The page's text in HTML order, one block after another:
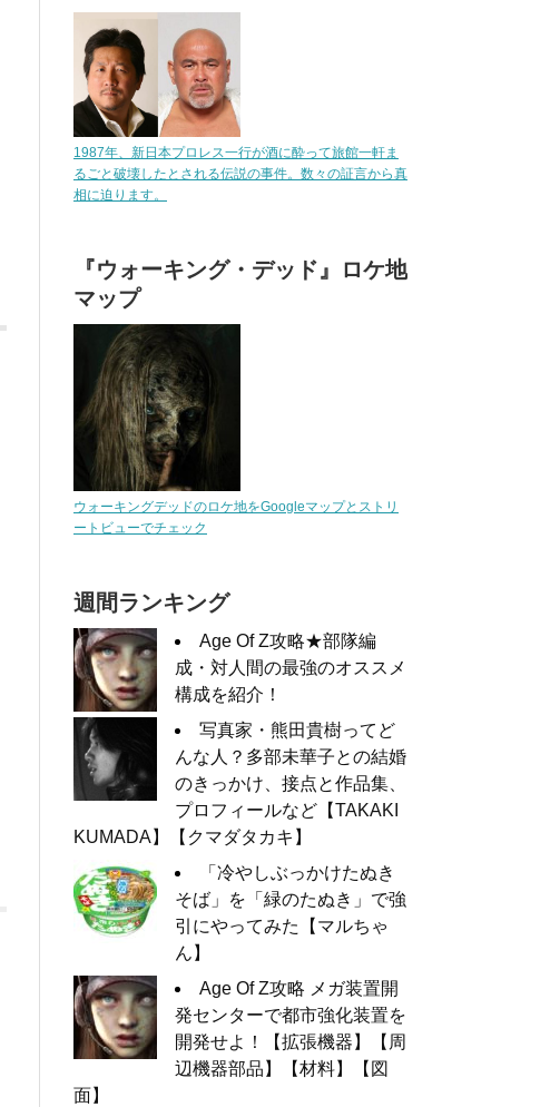
1987年、新日本プロレス一行が酒に酔って旅館一軒ま
るごと破壊したとされる伝説の事件。数々の証言から真
相に迫ります。
『ウォーキング・デッド』ロケ地
マップ
ウォーキングデッドのロケ地をGoogleマップとストリ
ートビューでチェック
週間ランキング
Age Of Z攻略★部隊編
成・対人間の最強のオススメ
構成を紹介！
写真家・熊田貴樹ってど
んな人？多部未華子との結婚
のきっかけ、接点と作品集、
プロフィールなど【TAKAKI
KUMADA】【クマダタカキ】
「冷やしぶっかけたぬき
そば」を「緑のたぬき」で強
引にやってみた【マルちゃ
ん】
Age Of Z攻略 メガ装置開
発センターで都市強化装置を
開発せよ！【拡張機器】【周
辺機器部品】【材料】【図
面】